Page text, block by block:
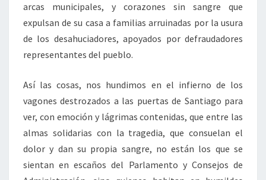
arcas municipales, y corazones sin sangre que
expulsan de su casa a familias arruinadas por la usura
de los desahuciadores, apoyados por defraudadores
representantes del pueblo.
Así las cosas, nos hundimos en el infierno de los
vagones destrozados a las puertas de Santiago para
ver, con emoción y lágrimas contenidas, que entre las
almas solidarias con la tragedia, que consuelan el
dolor y dan su propia sangre, no están los que se
sientan en escaños del Parlamento y Consejos de